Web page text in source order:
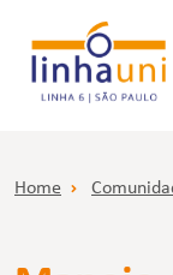
Home